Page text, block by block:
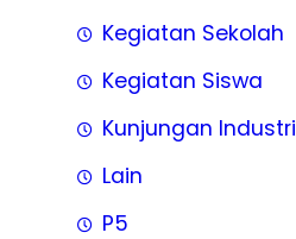
Kegiatan Sekolah
Kegiatan Siswa
Kunjungan Industri
Lain
P5